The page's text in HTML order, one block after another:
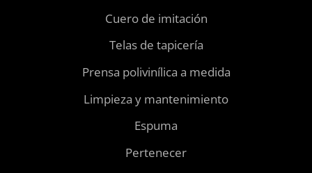
Cuero de imitación
Telas de tapicería
Prensa polivinílica a medida
Limpieza y mantenimiento
Espuma
Pertenecer